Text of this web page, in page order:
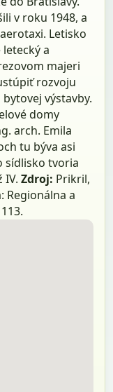
v roku 1948, a
Letisko
a
majeri
rozvoju
výstavby.
domy
arch. Emila
tu býva asi
sídlisko tvoria
IV.Zdroj: Prikril,
Regionálna a